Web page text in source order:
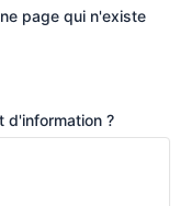
page qui n'existe
d'information ?